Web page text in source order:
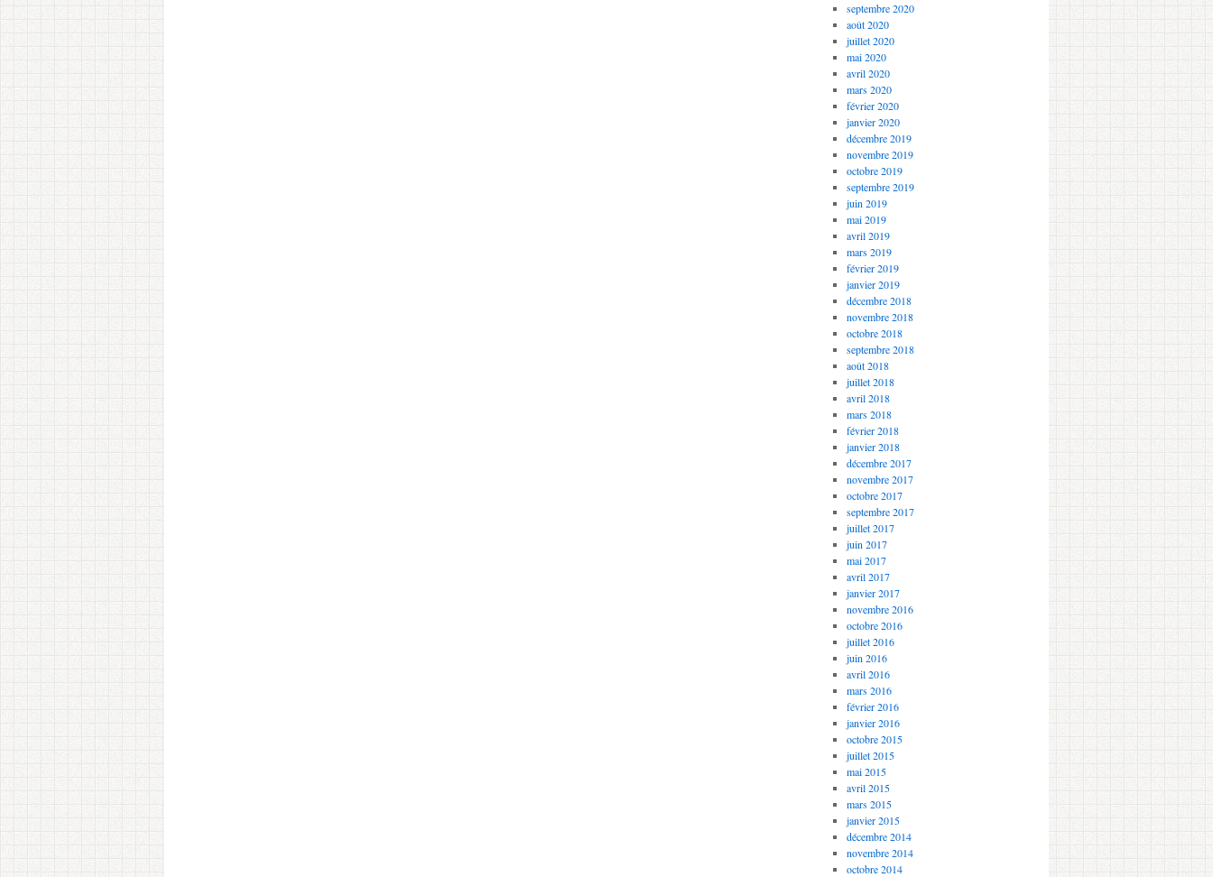
septembre 2020
août 2020
juillet 2020
mai 2020
avril 2020
mars 2020
février 2020
janvier 2020
décembre 2019
novembre 2019
octobre 2019
septembre 2019
juin 2019
mai 2019
avril 2019
mars 2019
février 2019
janvier 2019
décembre 2018
novembre 2018
octobre 2018
septembre 2018
août 2018
juillet 2018
avril 2018
mars 2018
février 2018
janvier 2018
décembre 2017
novembre 2017
octobre 2017
septembre 2017
juillet 2017
juin 2017
mai 2017
avril 2017
janvier 2017
novembre 2016
octobre 2016
juillet 2016
juin 2016
avril 2016
mars 2016
février 2016
janvier 2016
octobre 2015
juillet 2015
mai 2015
avril 2015
mars 2015
janvier 2015
décembre 2014
novembre 2014
octobre 2014